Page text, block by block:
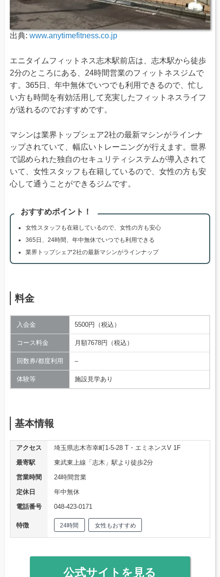
出典: www.anytimefitness.co.jp
エニタイムフィットネス志木駅前店は、志木駅から徒歩
2分のところにある、24時間営業のフィットネスジムで
す。365日、年中無休でいつでも利用できるので、忙し
い方も時間を有効活用して充実したフィットネスライフ
が送れるのでおすすめです。
マシンは業界トップシェア2社の最新マシンがラインナ
ップされていて、幅広いトレーニングが行えます。世界
で認められた独自のセキュリティシステムが導入されて
いて、女性スタッフも在籍しているので、女性の方も安
心して通うことができるジムです。
おすすめポイント！
女性スタッフも在籍しているので、女性の方も安心
365日、24時間、年中無休でいつでも利用できる
業界トップシェア2社の最新マシンがラインナップ
料金
入会金 5500円（税込）
コース料金 月額7678円（税込）
回数券/都度利用 –
体験等 施設見学あり
基本情報
アクセス
埼玉県志木市幸町1-5-28 T・エミネンスV 1F
最寄駅
東武東上線「志木」駅より徒歩2分
営業時間
24時間営業
定休日
年中無休
電話番号
048-423-0171
特徴 24時間 女性もおすすめ
公式サイトを見る